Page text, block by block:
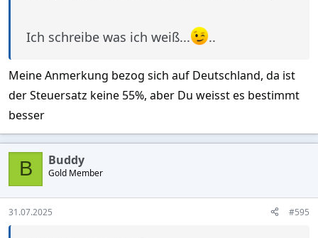
Ich schreibe was ich weiß... ..
Meine Anmerkung bezog sich auf Deutschland, da ist
der Steuersatz keine 55%, aber Du weisst es bestimmt
besser
B Buddy
Gold Member
31.07.2025 #595